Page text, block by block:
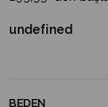
undefined
BEDEN